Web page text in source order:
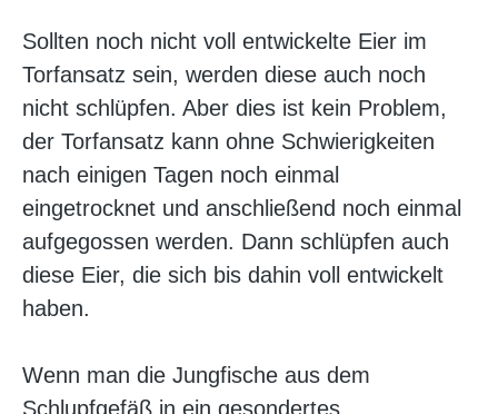
Sollten noch nicht voll entwickelte Eier im
Torfansatz sein, werden diese auch noch
nicht schlüpfen. Aber dies ist kein Problem,
der Torfansatz kann ohne Schwierigkeiten
nach einigen Tagen noch einmal
eingetrocknet und anschließend noch einmal
aufgegossen werden. Dann schlüpfen auch
diese Eier, die sich bis dahin voll entwickelt
haben.
Wenn man die Jungfische aus dem
Schlupfgefäß in ein gesondertes